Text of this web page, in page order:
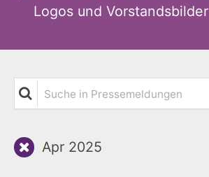
Logos und Vorstandsbilder
Suche in Pressemeldungen
Apr 2025